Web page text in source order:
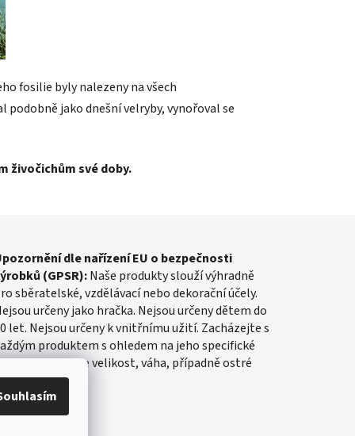
fosilie byly nalezeny na všech
jako dnešní velryby, vynořoval se
živočichům své doby.
dle nařízení EU o bezpečnosti
(GPSR):Naše produkty slouží výhradně
sběratelské, vzdělávací nebo dekorační účely.
určeny jako hračka. Nejsou určeny dětem do
let. Nejsou určeny k vnitřnímu užití. Zacházejte s
produktem s ohledem na jeho specifické
jako je velikost, váha, případně ostré
apod.